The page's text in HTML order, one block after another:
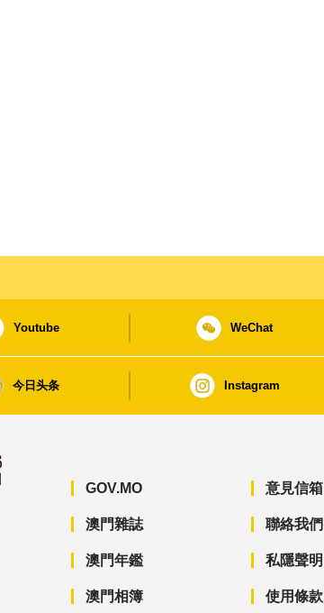
Youtube WeChat
今日头条 Instagram
GOV.MO
澳門雜誌
澳門年鑑
澳門相簿
意見信箱
聯絡我們
私隱聲明
使用條款